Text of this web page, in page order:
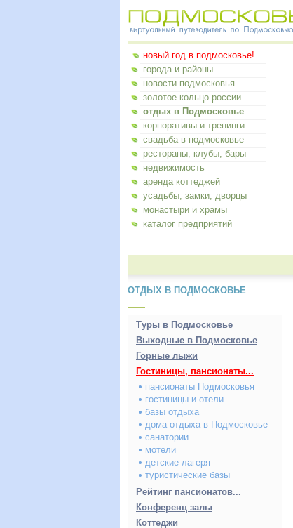
новый год в подмосковье!
города и районы
новости подмосковья
золотое кольцо россии
отдых в Подмосковье
корпоративы и тренинги
свадьба в подмосковье
рестораны, клубы, бары
недвижимость
аренда коттеджей
усадьбы, замки, дворцы
монастыри и храмы
каталог предприятий
ОТДЫХ В ПОДМОСКОВЬЕ
Туры в Подмосковье
Выходные в Подмосковье
Горные лыжи
Гостиницы, пансионаты...
• пансионаты Подмосковья
• гостиницы и отели
• базы отдыха
• дома отдыха в Подмосковье
• санатории
• мотели
• детские лагеря
• туристические базы
Рейтинг пансионатов...
Конференц залы
Коттеджи